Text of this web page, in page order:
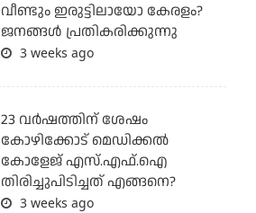
വീണ്ടും ഇരുട്ടിലായോ കേരളം?
ജനങ്ങൾ പ്രതികരിക്കുന്നു
3 weeks ago
23 വർഷത്തിന് ശേഷം
കോഴിക്കോട് മെഡിക്കൽ
കോളേജ് എസ്.എഫ്.ഐ
തിരിച്ചുപിടിച്ചത് എങ്ങനെ?
3 weeks ago